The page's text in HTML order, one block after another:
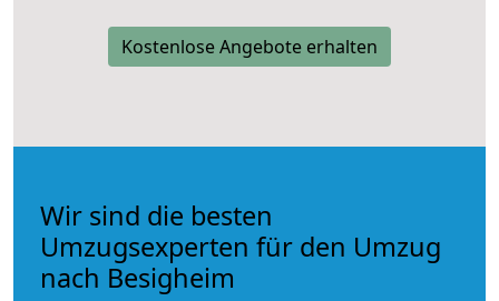
Kostenlose Angebote erhalten
Wir sind die besten
Umzugsexperten für den Umzug
nach Besigheim